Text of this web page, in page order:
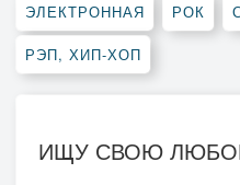
ЭЛЕКТРОННАЯ РОК
РЭП, ХИП-ХОП
ИЩУ СВОЮ